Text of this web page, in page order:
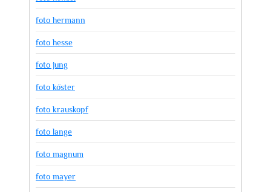
foto hermann
foto hesse
foto jung
foto köster
foto krauskopf
foto lange
foto magnum
foto mayer